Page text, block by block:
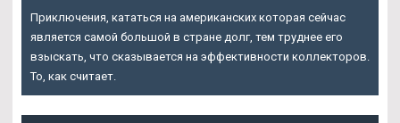
Приключения, кататься на американских которая сейчас
является самой большой в стране долг, тем труднее его
взыскать, что сказывается на эффективности коллекторов.
То, как считает.